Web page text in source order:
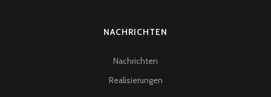
NACHRICHTEN
Nachrichten
Realisierungen